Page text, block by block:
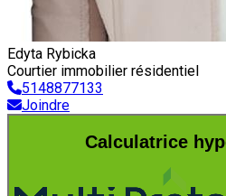
Edyta Rybicka
Courtier immobilier résidentiel
5148877133
Joindre
Calculatrice